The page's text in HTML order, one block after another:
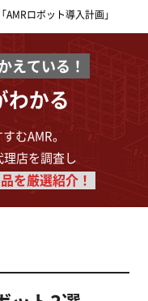
ロボット導入計画」
えている！
わかる
むAMR。
店を調査し
を厳選紹介！